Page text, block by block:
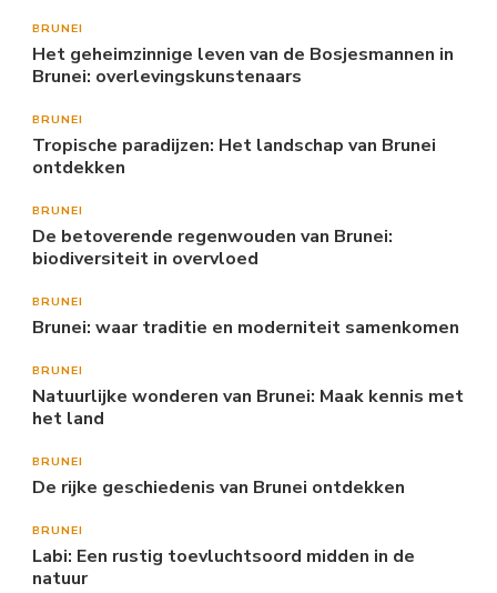
BRUNEI
Het geheimzinnige leven van de Bosjesmannen in
Brunei: overlevingskunstenaars
BRUNEI
Tropische paradijzen: Het landschap van Brunei
ontdekken
BRUNEI
De betoverende regenwouden van Brunei:
biodiversiteit in overvloed
BRUNEI
Brunei: waar traditie en moderniteit samenkomen
BRUNEI
Natuurlijke wonderen van Brunei: Maak kennis met
het land
BRUNEI
De rijke geschiedenis van Brunei ontdekken
BRUNEI
Labi: Een rustig toevluchtsoord midden in de
natuur